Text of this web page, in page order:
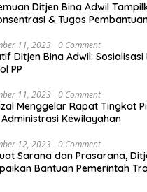
Ditjen Bina Adwil
& Tugas
11, 2023 0 Comment
Ditjen Bina Adwil:
PP
11, 2023 0 Comment
Menggelar Rapat Tingkat
Kewilayahan
12, 2023 0 Comment
Sarana dan Prasarana,
Bantuan Pemerintah